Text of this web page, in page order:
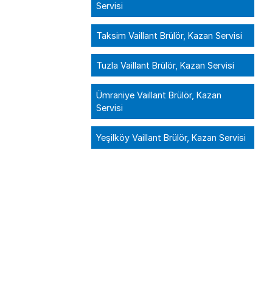
Servisi
Taksim Vaillant Brülör, Kazan Servisi
Tuzla Vaillant Brülör, Kazan Servisi
Ümraniye Vaillant Brülör, Kazan
Servisi
Yeşilköy Vaillant Brülör, Kazan Servisi